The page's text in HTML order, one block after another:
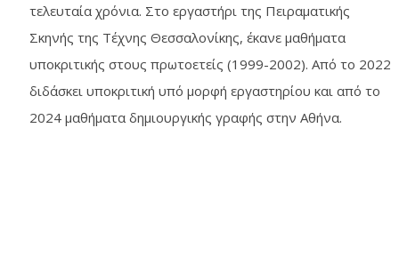
τελευταία χρόνια. Στο εργαστήρι της Πειραματικής
Σκηνής της Τέχνης Θεσσαλονίκης, έκανε μαθήματα
υποκριτικής στους πρωτοετείς (1999-2002). Από το 2022
διδάσκει υποκριτική υπό μορφή εργαστηρίου και από το
2024 μαθήματα δημιουργικής γραφής στην Αθήνα.